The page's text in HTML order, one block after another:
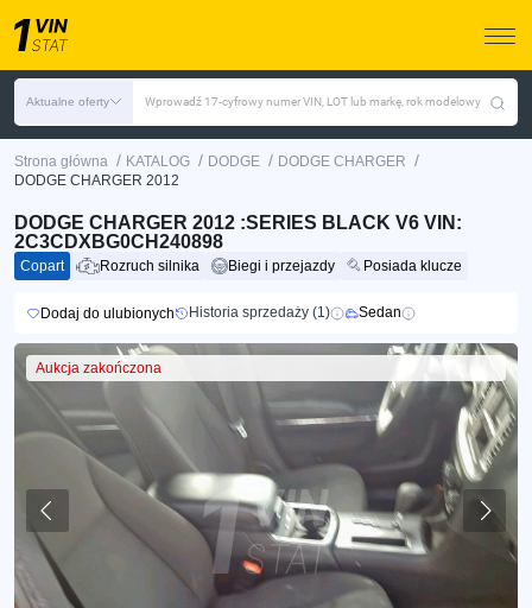
Aktualne oferty Wprowadź 17-cyfrowy numer VIN, LOT lub markę, rok modelowy
Strona główna / KATALOG / DODGE / DODGE CHARGER /
DODGE CHARGER 2012
DODGE CHARGER 2012 :SERIES BLACK V6 VIN:
2C3CDXBG0CH240898
Copart Rozruch silnika Biegi i przejazdy Posiada klucze
Dodaj do ulubionych Historia sprzedaży (1) Sedan
Aukcja zakończona